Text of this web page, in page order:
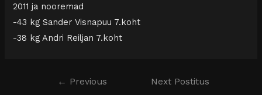
2011 ja nooremad
-43 kg Sander Visnapuu 7.koht
-38 kg Andri Reiljan 7.koht
← Previous
Next Postitus